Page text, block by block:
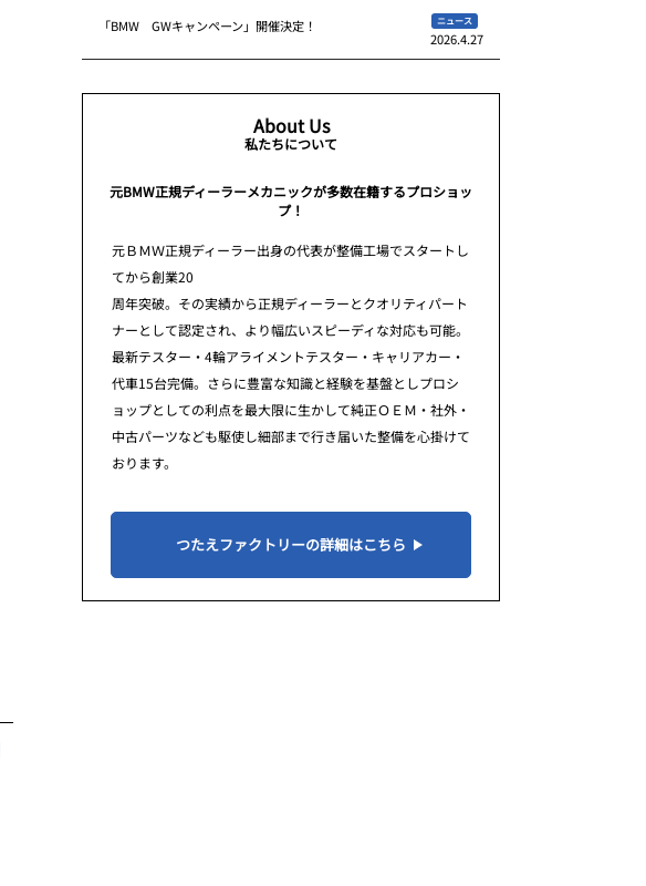
「BMW GWキャンペーン」開催決定！ ニュース
2026.4.27
About Us
私たちについて
元BMW正規ディーラーメカニックが多数在籍するプロショッ
プ！
元ＢＭＷ正規ディーラー出身の代表が整備工場でスタートし
てから創業20
周年突破。その実績から正規ディーラーとクオリティパート
ナーとして認定され、より幅広いスピーディな対応も可能。
最新テスター・4輪アライメントテスター・キャリアカー・
代車15台完備。さらに豊富な知識と経験を基盤としプロシ
ョップとしての利点を最大限に生かして純正ＯＥＭ・社外・
中古パーツなども駆使し細部まで行き届いた整備を心掛けて
おります。
つたえファクトリーの詳細はこちら